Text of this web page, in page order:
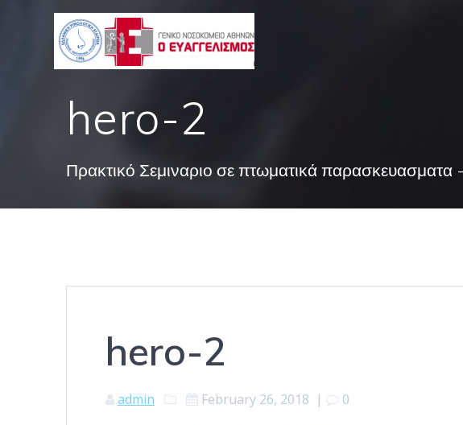
hero-2
Πρακτικό Σεμιναριο σε πτωματικά παρασκευασματα
hero-2
admin February 26, 2018 | 0